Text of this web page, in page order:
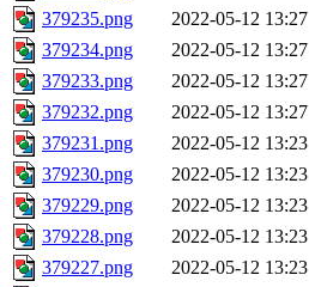
379235.png
2022-05-12 13:27
379234.png
2022-05-12 13:27
379233.png
2022-05-12 13:27
379232.png
2022-05-12 13:27
379231.png
2022-05-12 13:23
379230.png
2022-05-12 13:23
379229.png
2022-05-12 13:23
379228.png
2022-05-12 13:23
379227.png
2022-05-12 13:23